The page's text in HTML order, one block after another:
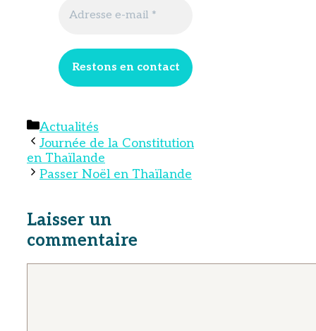
Catégories
Actualités
Journée de la Constitution
en Thaïlande
Passer Noël en Thaïlande
Laisser un
commentaire